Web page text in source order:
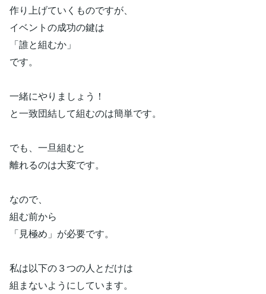
作り上げていくものですが、
イベントの成功の鍵は
「誰と組むか」
です。
一緒にやりましょう！
と一致団結して組むのは簡単です。
でも、一旦組むと
離れるのは大変です。
なので、
組む前から
「見極め」が必要です。
私は以下の３つの人とだけは
組まないようにしています。